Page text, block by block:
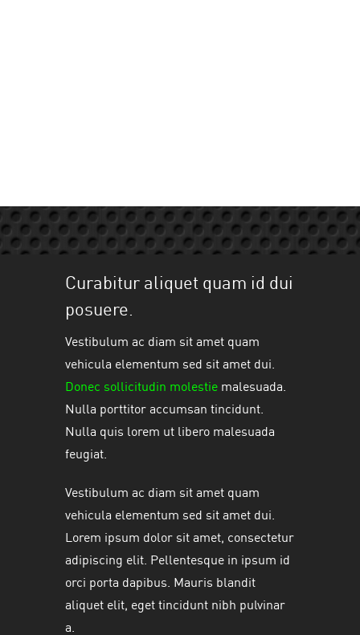
Curabitur aliquet quam id dui
posuere.
Vestibulum ac diam sit amet quam
vehicula elementum sed sit amet dui.
Donec sollicitudin molestiemalesuada.
Nulla porttitor accumsan tincidunt.
Nulla quis lorem ut libero malesuada
feugiat.
Vestibulum ac diam sit amet quam
vehicula elementum sed sit amet dui.
Lorem ipsum dolor sit amet, consectetur
adipiscing elit. Pellentesque in ipsum id
orci porta dapibus. Mauris blandit
aliquet elit, eget tincidunt nibh pulvinar
a.